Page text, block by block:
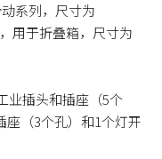
系列，尺寸为
用于折叠箱，尺寸为
业插头和插座（5个
座（3个孔）和1个灯开